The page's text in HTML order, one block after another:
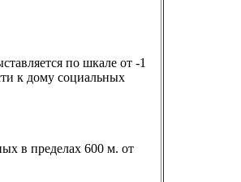
по шкале от -1
к дому социальных
в пределах 600 м. от